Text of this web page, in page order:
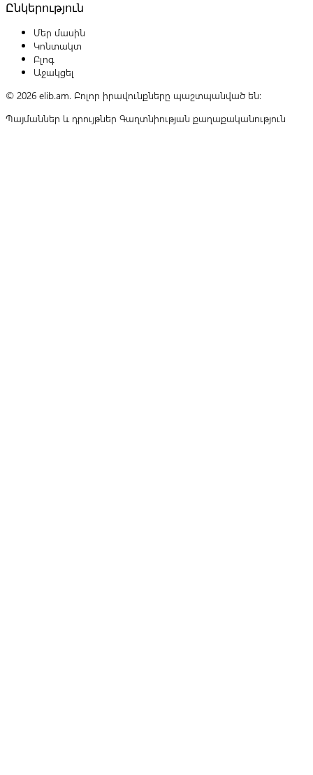
Ընկերություն
Մեր մասին
Կոնտակտ
Բլոգ
Աջակցել
© 2026 elib.am. Բոլոր իրավունքները պաշտպանված են:
Պայմաններ և դրույթներ Գաղտնիության քաղաքականություն